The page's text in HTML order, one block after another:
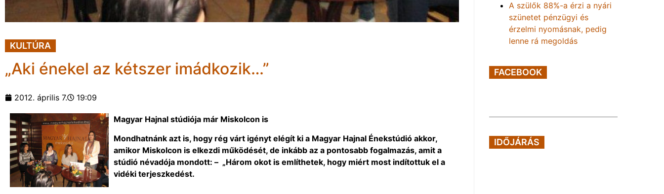
KULTÚRA
„Aki énekel az kétszer imádkozik…”
2012. április 7. 19:09
Magyar Hajnal stúdiója már Miskolcon is
Mondhatnánk azt is, hogy rég várt igényt elégít ki a Magyar Hajnal Énekstúdió akkor,
amikor Miskolcon is elkezdi működését, de inkább az a pontosabb fogalmazás, amit a
stúdió névadója mondott: – „Három okot is említhetek, hogy miért most indítottuk el a
vidéki terjeszkedést.
A szülők 88%-a érzi a nyári
szünetet pénzügyi és
érzelmi nyomásnak, pedig
lenne rá megoldás
FACEBOOK
IDŐJÁRÁS